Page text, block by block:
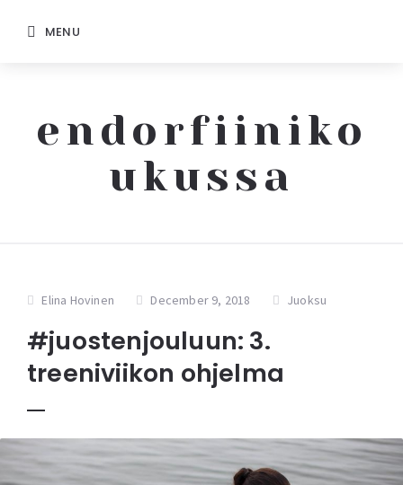
MENU
endorfiiniko
ukussa
Elina Hovinen December 9, 2018 Juoksu
#juostenjouluun: 3.
treeniviikon ohjelma